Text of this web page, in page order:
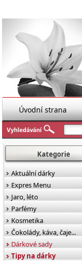
Úvodní strana
Kategorie
Aktuální dárky
Expres Menu
Jaro, léto
Parfémy
Kosmetika
Čokolády, káva, čaje...
Dárkové sady
Tipy na dárky